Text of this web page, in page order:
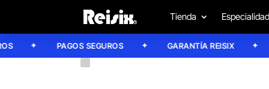
Tienda
PAGOS SEGUROS GARANTÍA REISIX